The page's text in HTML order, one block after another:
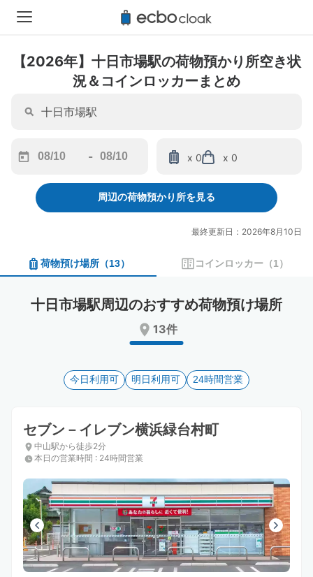
【2026年】十日市場駅の荷物預かり所空き状
況＆コインロッカーまとめ
forward
interact
calendar
and
a
date.
the
keyboard
shortcuts
for
changing
dates.
-
backward
to
interact
calendar
and
a
date.
mark
key
the
keyboard
shortcuts
for
changing
dates.
x 0 x 0
周辺の荷物預かり所を見る
最終更新日：2026年8月10日
荷物預け場所 （13） コインロッカー （1）
十日市場駅周辺のおすすめ荷物預け場所
13件
今日利用可 明日利用可 24時間営業
セブン－イレブン横浜緑台村町
中山駅から徒歩2分
本日の営業時間 : 24時間営業